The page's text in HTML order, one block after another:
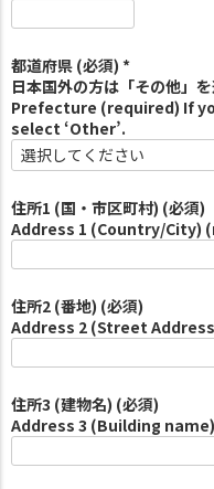
都道府県 (必須) *
日本国外の方は「その他」
Prefecture (required) If
select ‘Other’.
住所1 (国・市区町村) (必須)
Address 1 (Country/City)
住所2 (番地) (必須)
Address 2 (Street
住所3 (建物名) (必須)
Address 3 (Building